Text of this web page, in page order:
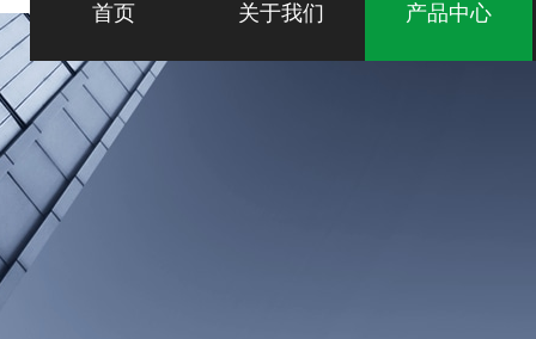
首页 关于我们 产品中心